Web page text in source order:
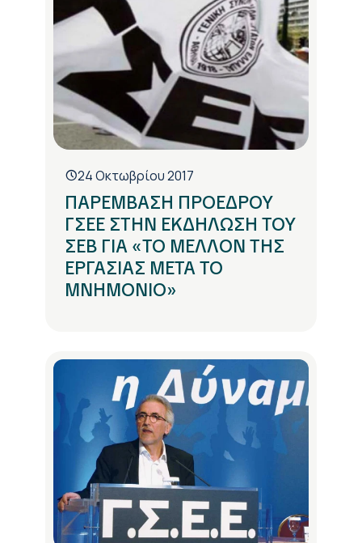
24 Οκτωβρίου 2017
ΠΑΡΕΜΒΑΣΗ ΠΡΟΕΔΡΟΥ
ΓΣΕΕ ΣΤΗΝ ΕΚΔΗΛΩΣΗ ΤΟΥ
ΣΕΒ ΓΙΑ «ΤΟ ΜΕΛΛΟΝ ΤΗΣ
ΕΡΓΑΣΙΑΣ ΜΕΤΑ ΤΟ
ΜΝΗΜΟΝΙΟ»